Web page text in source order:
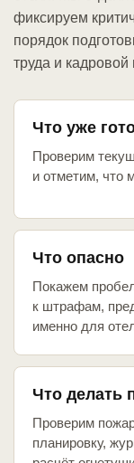
фиксируем
порядок
труда и кадровой
Что уже
Проверим
и отметим, что
Что опасно
Покажем
к штрафам,
именно для
Что делать
Проверим
планировку,